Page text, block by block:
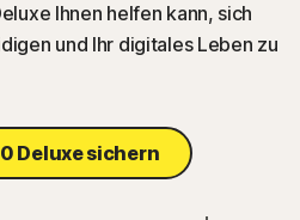
Ihnen helfen kann, sich
und Ihr digitales Leben zu
Deluxe sichern